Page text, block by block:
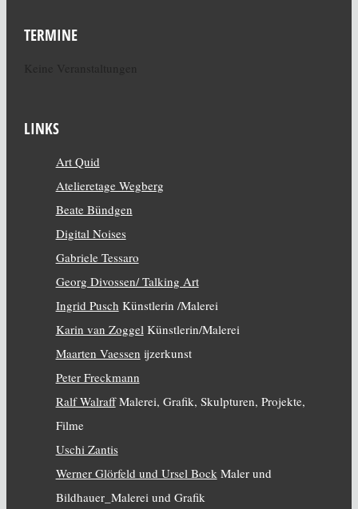
TERMINE
LINKS
Art Quid
Atelieretage Wegberg
Beate Bündgen
Digital Noises
Gabriele Tessaro
Georg Divossen/ Talking Art
Ingrid Pusch Künstlerin /Malerei
Karin van ZoggelKünstlerin/Malerei
Maarten Vaessen ijzerkunst
Peter Freckmann
Ralf WalraffMalerei, Grafik, Skulpturen, Projekte,
Filme
Uschi Zantis
Werner Glörfeld und Ursel BockMaler und
Bildhauer_Malerei und Grafik